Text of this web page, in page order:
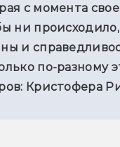
с момента
ни
и
по-разному
Кристофера